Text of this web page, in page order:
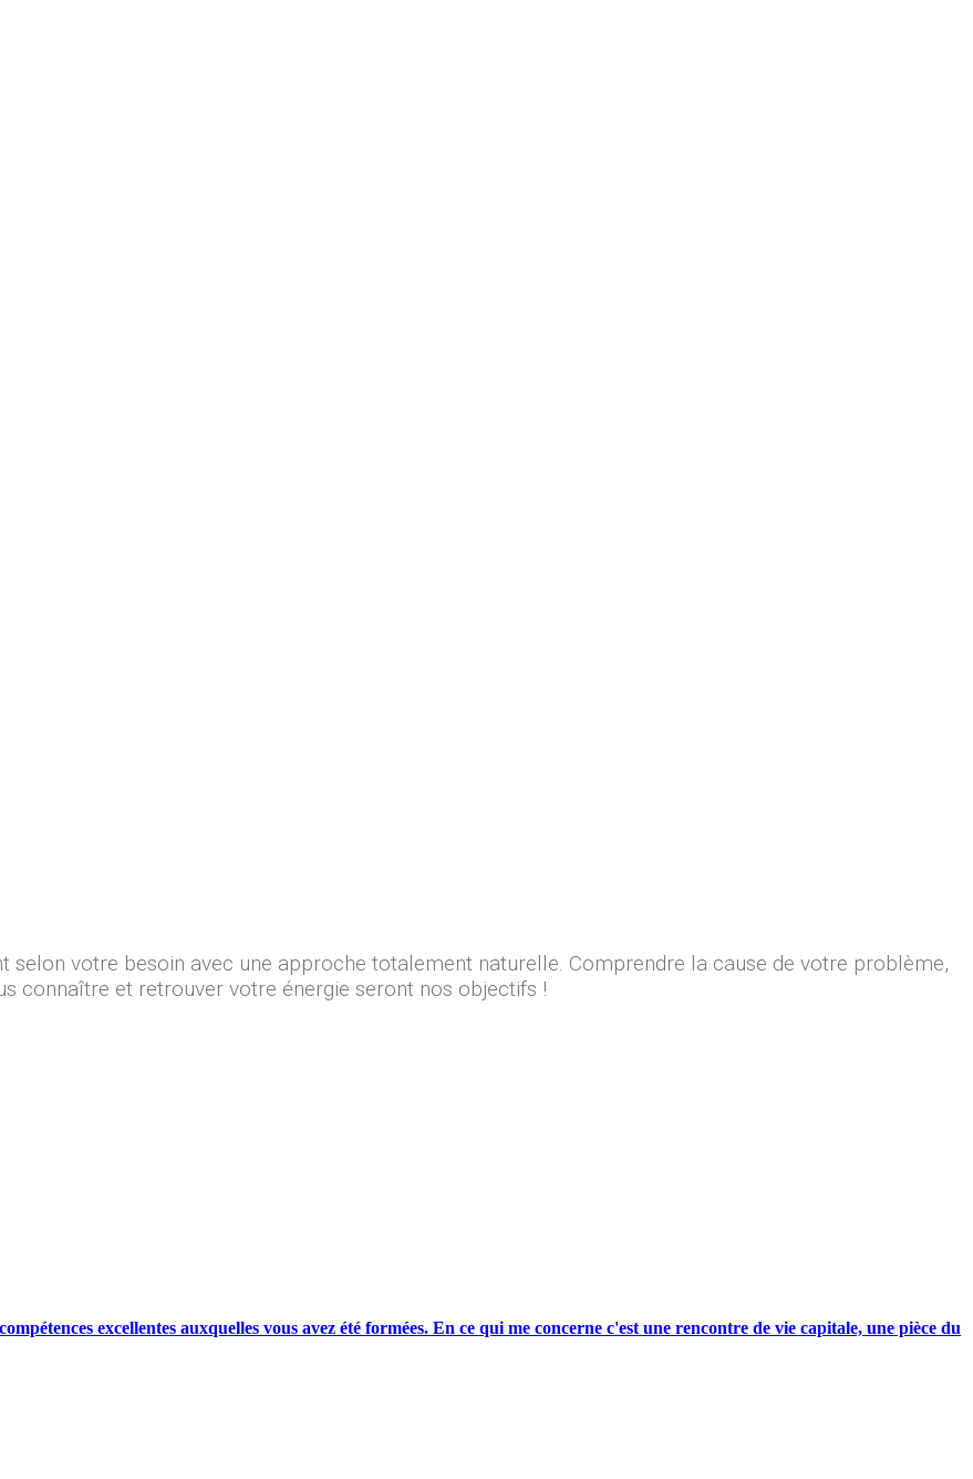
selon votre besoin avec une approche totalement naturelle. Comprendre la cause de votre problème,
connaître et retrouver votre énergie seront nos objectifs !
excellentes auxquelles vous avez été formées. En ce qui me concerne c'est une rencontre de vie capitale, une pièce du